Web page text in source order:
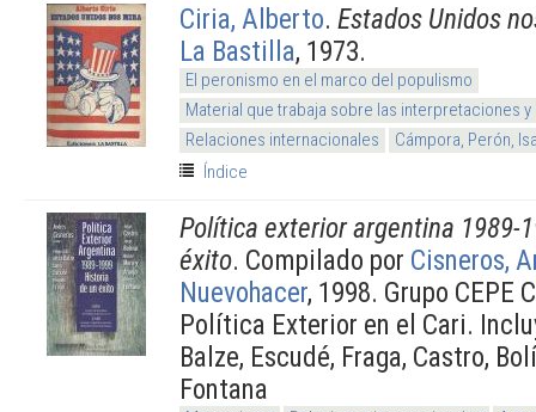
Ciria, Alberto. Estados Unidos
La Bastilla, 1973.
El peronismo en el marco del populismo
Material que trabaja sobre las interpretaciones
Relaciones internacionales
Cámpora, Perón,
Índice
Política exterior argentina 1989-
éxito. Compilado por Cisneros,
Nuevohacer, 1998. Grupo CEPE
Política Exterior en el Cari.
Balze, Escudé, Fraga, Castro,
Fontana